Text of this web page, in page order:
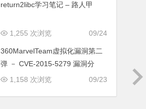
return2libc学习笔记 – 路人甲
09/24
1,255 次浏览
360MarvelTeam虚拟化漏洞第二
弹 － CVE-2015-5279 漏洞分
09/23
1,158 次浏览